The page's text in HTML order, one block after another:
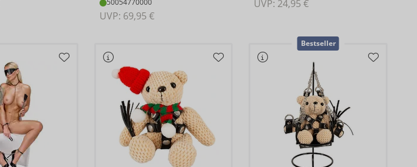
50054770000
UVP: 69,95 €
UVP: 24,95 €
Bestseller